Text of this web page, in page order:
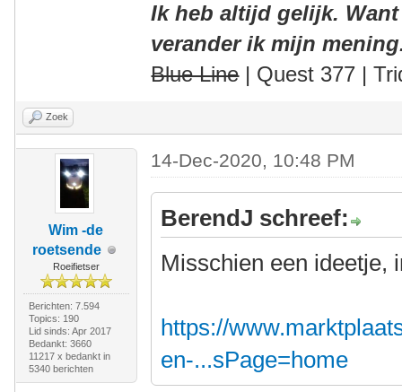
Ik heb altijd gelijk.
verander ik mijn
Blue Line| Quest 377 |
Zoek
Wim -de
roetsende
Roeifietser
Berichten: 7.594
Topics: 190
Lid sinds: Apr 2017
Bedankt: 3660
11217 x bedankt in
5340 berichten
14-Dec-2020, 10:48 PM
BerendJ schreef:
Misschien een ideetje,
https://
en-...sPage=home